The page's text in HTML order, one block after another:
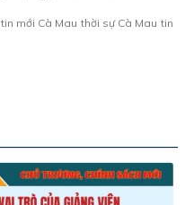
tin mới Cà Mau thời sự Cà Mau tin